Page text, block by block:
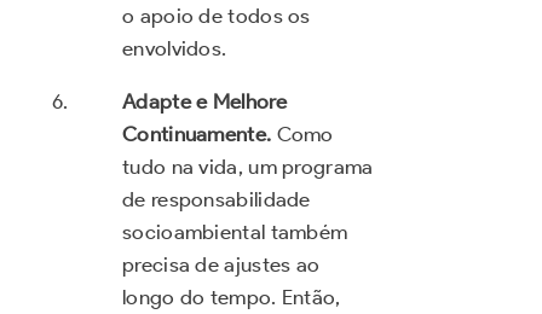
o apoio de todos os
envolvidos.
Adapte e Melhore
Continuamente. Como
tudo na vida, um programa
de responsabilidade
socioambiental também
precisa de ajustes ao
longo do tempo. Então,